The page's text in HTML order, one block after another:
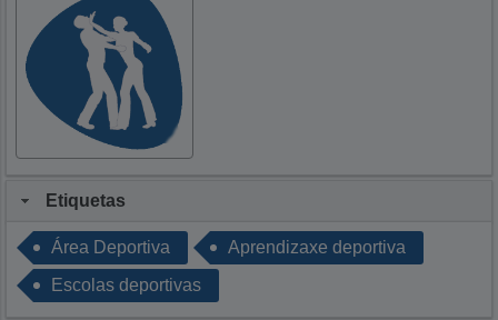
Etiquetas
Área Deportiva Aprendizaxe deportiva
Escolas deportivas